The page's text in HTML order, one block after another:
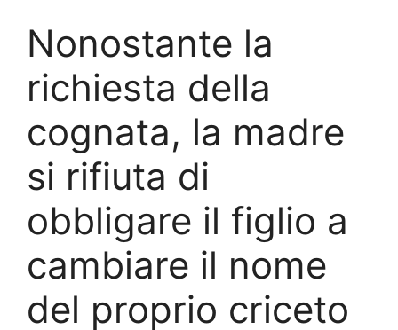
Nonostante la
richiesta della
cognata, la madre
si rifiuta di
obbligare il figlio a
cambiare il nome
del proprio criceto